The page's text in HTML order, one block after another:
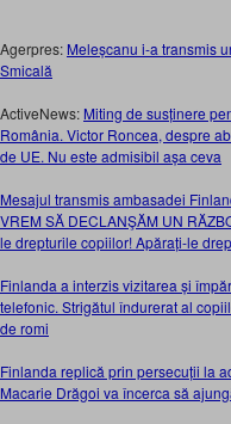
Agerpres: Meleșcanu i-a transmis
Smicală
ActiveNews: Miting de susținere
România. Victor Roncea, despre
de UE. Nu este admisibil așa ceva
Mesajul transmis ambasadei
VREM SĂ DECLANŞĂM UN
le drepturile copiilor! Apărați-le
Finlanda a interzis vizitarea și
telefonic. Strigătul îndurerat al
de romi
Finlanda replică prin persecuții la
Macarie Drăgoi va încerca să